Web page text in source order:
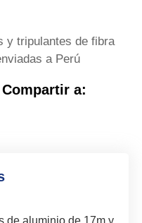
y tripulantes de fibra
a Perú
a:
de aluminio de 17m y